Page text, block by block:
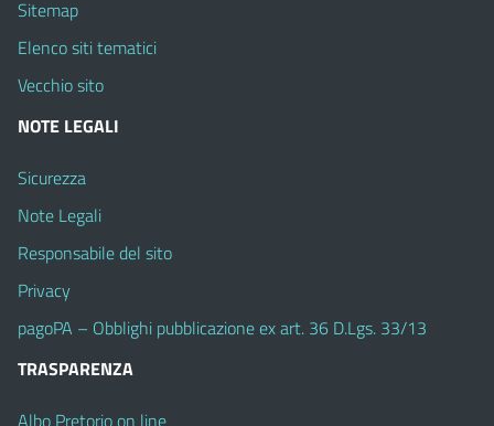
Sitemap
Elenco siti tematici
Vecchio sito
NOTE LEGALI
Sicurezza
Note Legali
Responsabile del sito
Privacy
pagoPA – Obblighi pubblicazione ex art. 36 D.Lgs. 33/13
TRASPARENZA
Albo Pretorio on line